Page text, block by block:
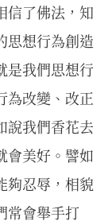
信了佛法，知
思想行為創造
是我們思想行
為改變、改正
說我們香花去
會美好。譬如
夠忍辱，相貌
常會舉手打